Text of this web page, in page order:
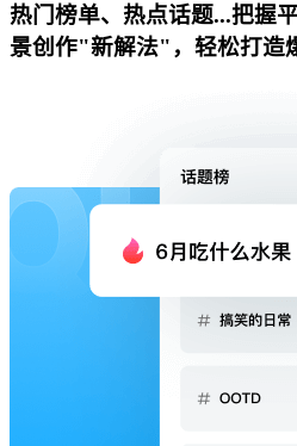
热门榜单、热点话题...把握
景创作"新解法"，轻松打造